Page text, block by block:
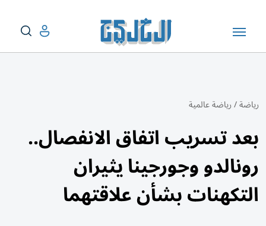
رياضة/رياضة عالمية
بعد تسريب اتفاق الانفصال..
رونالدو وجورجينا يثيران
التكهنات بشأن علاقتهما